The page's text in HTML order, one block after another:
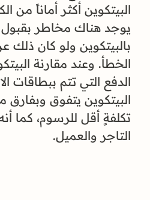
البيتكوين أكثر أماناً من
يوجد هناك مخاطر
بالبيتكوين ولو كان ذلك
الخطأ. وعند مقارنة
الدفع التي تتم ببطاقات
البيتكوين يتفوق وبفارق
تكلفةٍ أقل للرسوم، كما
التاجر والعميل.